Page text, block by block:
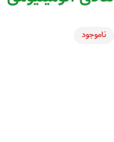
ناموجود